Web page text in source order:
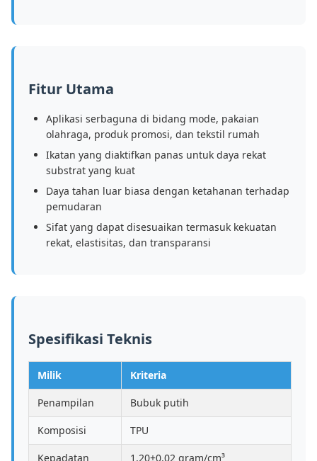
Fitur Utama
Aplikasi serbaguna di bidang mode, pakaian
olahraga, produk promosi, dan tekstil rumah
Ikatan yang diaktifkan panas untuk daya rekat
substrat yang kuat
Daya tahan luar biasa dengan ketahanan terhadap
pemudaran
Sifat yang dapat disesuaikan termasuk kekuatan
rekat, elastisitas, dan transparansi
Spesifikasi Teknis
Milik Kriteria
Penampilan Bubuk putih
Komposisi TPU
Kepadatan 1,20±0,02 gram/cm³